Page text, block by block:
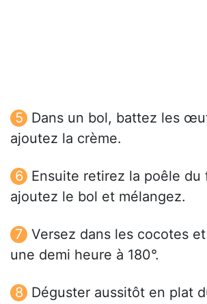
Dans un bol, battez les
ajoutez la crème.
Ensuite retirez la poêle du
ajoutez le bol et mélangez.
Versez dans les cocotes
une demi heure à 180°.
Déguster aussitôt en plat